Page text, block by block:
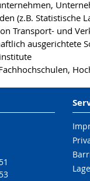
(z.B. Statistische
Transport- und
ausgerichtete